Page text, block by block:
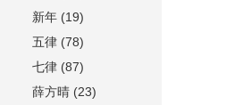
新年 (19)
五律 (78)
七律 (87)
薛方晴 (23)